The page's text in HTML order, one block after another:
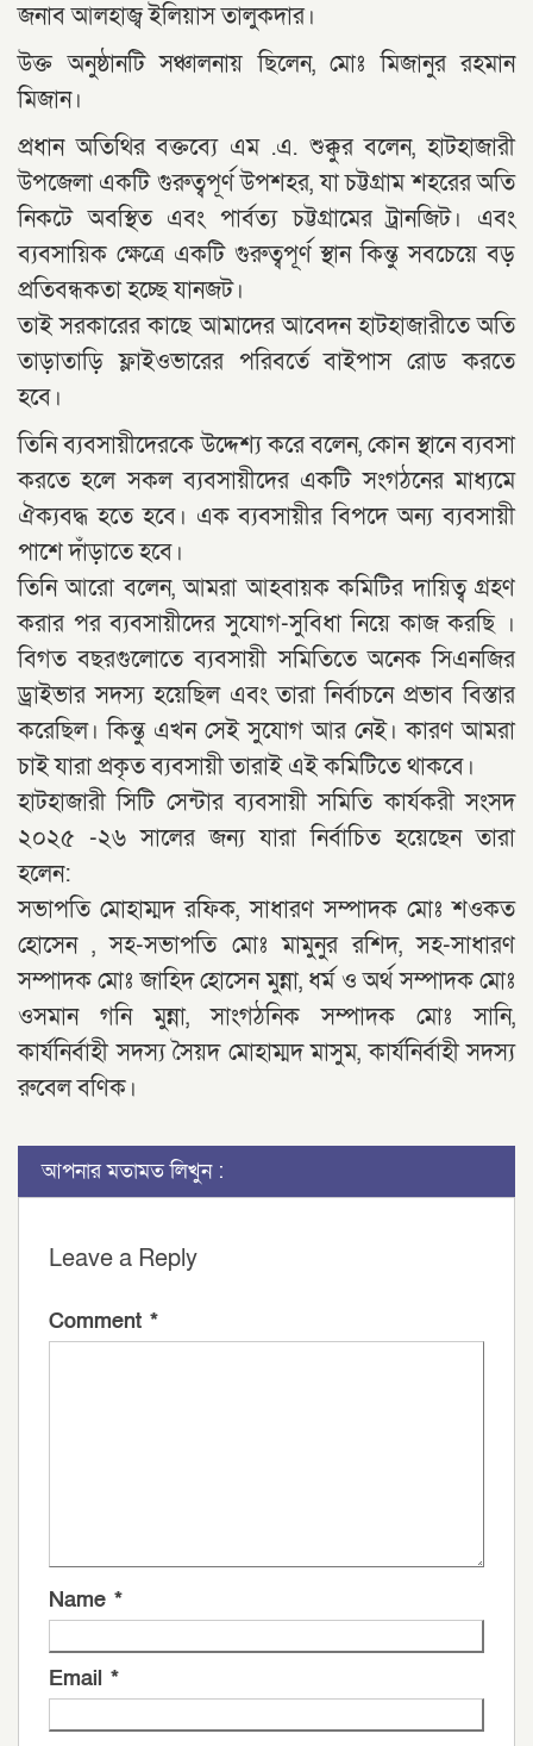
জনাব আলহাজ্ব ইলিয়াস তালুকদার।
উক্ত অনুষ্ঠানটি সঞ্চালনায় ছিলেন, মোঃ মিজানুর রহমান
মিজান।
প্রধান অতিথির বক্তব্যে এম .এ. শুক্কুর বলেন, হাটহাজারী
উপজেলা একটি গুরুত্বপূর্ণ উপশহর, যা চট্টগ্রাম শহরের অতি
নিকটে অবস্থিত এবং পার্বত্য চট্টগ্রামের ট্রানজিট। এবং
ব্যবসায়িক ক্ষেত্রে একটি গুরুত্বপূর্ণ স্থান কিন্তু সবচেয়ে বড়
প্রতিবন্ধকতা হচ্ছে যানজট।
তাই সরকারের কাছে আমাদের আবেদন হাটহাজারীতে অতি
তাড়াতাড়ি ফ্লাইওভারের পরিবর্তে বাইপাস রোড করতে
হবে।
তিনি ব্যবসায়ীদেরকে উদ্দেশ্য করে বলেন, কোন স্থানে ব্যবসা
করতে হলে সকল ব্যবসায়ীদের একটি সংগঠনের মাধ্যমে
ঐক্যবদ্ধ হতে হবে। এক ব্যবসায়ীর বিপদে অন্য ব্যবসায়ী
পাশে দাঁড়াতে হবে।
তিনি আরো বলেন, আমরা আহবায়ক কমিটির দায়িত্ব গ্রহণ
করার পর ব্যবসায়ীদের সুযোগ-সুবিধা নিয়ে কাজ করছি ।
বিগত বছরগুলোতে ব্যবসায়ী সমিতিতে অনেক সিএনজির
ড্রাইভার সদস্য হয়েছিল এবং তারা নির্বাচনে প্রভাব বিস্তার
করেছিল। কিন্তু এখন সেই সুযোগ আর নেই। কারণ আমরা
চাই যারা প্রকৃত ব্যবসায়ী তারাই এই কমিটিতে থাকবে।
হাটহাজারী সিটি সেন্টার ব্যবসায়ী সমিতি কার্যকরী সংসদ
২০২৫ -২৬ সালের জন্য যারা নির্বাচিত হয়েছেন তারা
হলেন:
সভাপতি মোহাম্মদ রফিক, সাধারণ সম্পাদক মোঃ শওকত
হোসেন , সহ-সভাপতি মোঃ মামুনুর রশিদ, সহ-সাধারণ
সম্পাদক মোঃ জাহিদ হোসেন মুন্না, ধর্ম ও অর্থ সম্পাদক মোঃ
ওসমান গনি মুন্না, সাংগঠনিক সম্পাদক মোঃ সানি,
কার্যনির্বাহী সদস্য সৈয়দ মোহাম্মদ মাসুম, কার্যনির্বাহী সদস্য
রুবেল বণিক।
আপনার মতামত লিখুন :
Leave a Reply
Comment *
Name *
Email *